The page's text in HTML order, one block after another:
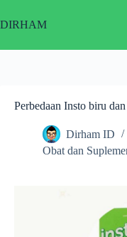
to
content
DIRHAM
Perbedaan Insto biru
Dirham ID
Obat dan